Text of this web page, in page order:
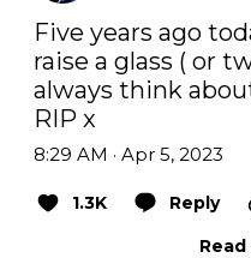
Five years ago
raise a glass ( or
always think
RIP x
8:29 AM · Apr 5, 2023
1.3K Reply